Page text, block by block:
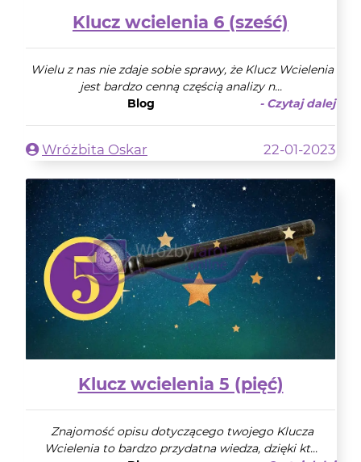
Klucz wcielenia 6 (sześć)
Wielu z nas nie zdaje sobie sprawy, że Klucz Wcielenia
jest bardzo cenną częścią analizy n...
Blog
- Czytaj dalej
Wróżbita Oskar 22-01-2023
Klucz wcielenia 5 (pięć)
Znajomość opisu dotyczącego twojego Klucza
Wcielenia to bardzo przydatna wiedza, dzięki kt...